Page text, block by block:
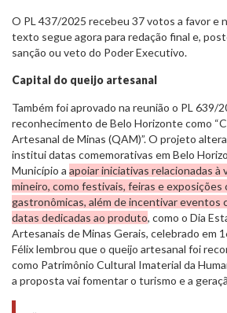
O PL 437/2025 recebeu 37 votos a favor e
texto segue agora para redação final e,
sanção ou veto do Poder Executivo.
Capital do queijo artesanal
Também foi aprovado na reunião o PL 639/
reconhecimento de Belo Horizonte como
Artesanal de Minas (QAM)”. O projeto
institui datas comemorativas em Belo
Município a apoiar iniciativas relacionadas à
mineiro, como festivais, feiras e exposições
gastronômicas, além de incentivar eventos
datas dedicadas ao produto, como o Dia
Artesanais de Minas Gerais, celebrado em
Félix lembrou que o queijo artesanal foi
como Patrimônio Cultural Imaterial da
a proposta vai fomentar o turismo e a